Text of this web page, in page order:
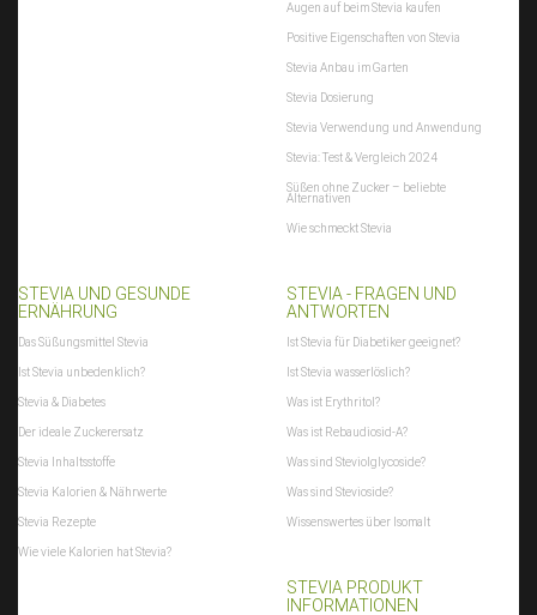
Augen auf beim Stevia kaufen
Positive Eigenschaften von Stevia
Stevia Anbau im Garten
Stevia Dosierung
Stevia Verwendung und Anwendung
Stevia: Test & Vergleich 2024
Süßen ohne Zucker – beliebte
Alternativen
Wie schmeckt Stevia
STEVIA UND GESUNDE
ERNÄHRUNG
Das Süßungsmittel Stevia
Ist Stevia unbedenklich?
Stevia & Diabetes
Der ideale Zuckerersatz
Stevia Inhaltsstoffe
Stevia Kalorien & Nährwerte
Stevia Rezepte
Wie viele Kalorien hat Stevia?
STEVIA - FRAGEN UND
ANTWORTEN
Ist Stevia für Diabetiker geeignet?
Ist Stevia wasserlöslich?
Was ist Erythritol?
Was ist Rebaudiosid-A?
Was sind Steviolglycoside?
Was sind Stevioside?
Wissenswertes über Isomalt
STEVIA PRODUKT
INFORMATIONEN